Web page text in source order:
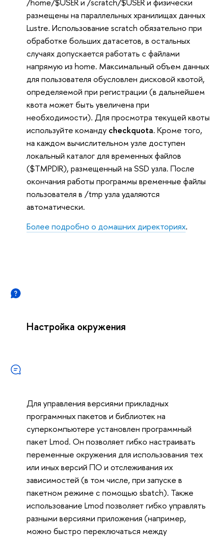
/home/$USER и /scratch/$USER и физически
размещены на параллельных хранилищах данных
Lustre. Использование scratch обязательно при
обработке больших датасетов, в остальных
случаях допускается работать с файлами
напрямую из home. Максимальный объем данных
для пользователя обусловлен дисковой квотой,
определяемой при регистрации (в дальнейшем
квота может быть увеличена при
необходимости). Для просмотра текущей квоты
используйте команду checkquota. Кроме того,
на каждом вычислительном узле доступен
локальный каталог для временных файлов
($TMPDIR), размещенный на SSD узла. После
окончания работы программы временные файлы
пользователя в /tmp узла удаляются
автоматически.
Более подробно о домашних директориях.
Настройка окружения
Для управления версиями прикладных
программных пакетов и библиотек на
суперкомпьютере установлен программный
пакет Lmod. Он позволяет гибко настраивать
переменные окружения для использования тех
или иных версий ПО и отслеживания их
зависимостей (в том числе, при запуске в
пакетном режиме с помощью sbatch). Также
использование Lmod позволяет гибко управлять
разными версиями приложения (например,
можно быстро переключаться между